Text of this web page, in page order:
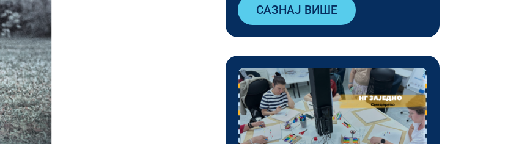
САЗНАЈ ВИШЕ